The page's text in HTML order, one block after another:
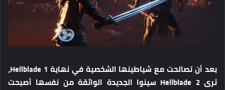
بعد أن تصالحت مع شياطينها الشخصية في نهاية Hellblade 1،
ترى Hellblade 2 سينوا الجديدة الواثقة من نفسها أصبحت